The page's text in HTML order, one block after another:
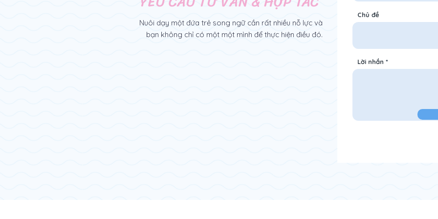
Nuôi dạy một đứa trẻ song ngữ cần rất nhiều nỗ lực và
bạn không chỉ có một một mình để thực hiện điều đó.
Chủ đề
Lời nhắn